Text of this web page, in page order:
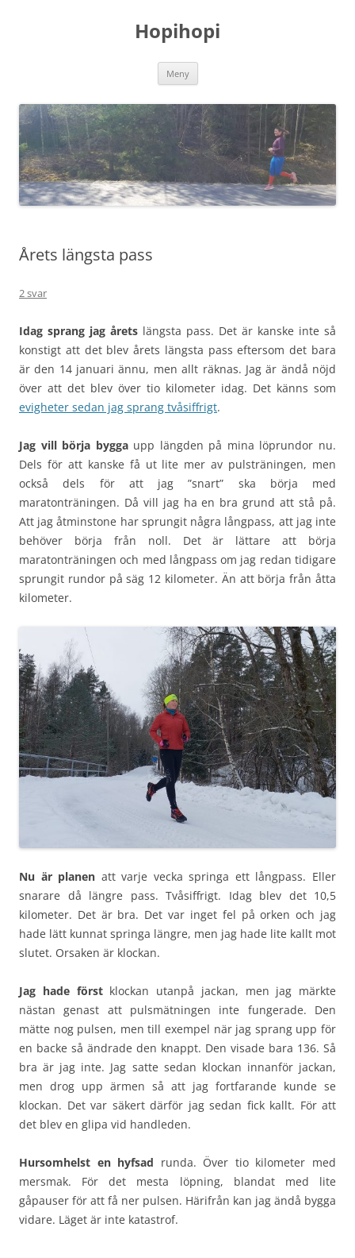
Hopihopi
Meny
Årets längsta pass
2 svar
Idag sprang jag årets längsta pass. Det är kanske inte så
konstigt att det blev årets längsta pass eftersom det bara
är den 14 januari ännu, men allt räknas. Jag är ändå nöjd
över att det blev över tio kilometer idag. Det känns som
evigheter sedan jag sprang tvåsiffrigt.
Jag vill börja byggaupp längden på mina löprundor nu.
Dels för att kanske få ut lite mer av pulsträningen, men
också dels för att jag ”snart” ska börja med
maratonträningen. Då vill jag ha en bra grund att stå på.
Att jag åtminstone har sprungit några långpass, att jag inte
behöver börja från noll. Det är lättare att börja
maratonträningen och med långpass om jag redan tidigare
sprungit rundor på säg 12 kilometer. Än att börja från åtta
kilometer.
Nu är planen att varje vecka springa ett långpass. Eller
snarare då längre pass. Tvåsiffrigt. Idag blev det 10,5
kilometer. Det är bra. Det var inget fel på orken och jag
hade lätt kunnat springa längre, men jag hade lite kallt mot
slutet. Orsaken är klockan.
Jag hade förstklockan utanpå jackan, men jag märkte
nästan genast att pulsmätningen inte fungerade. Den
mätte nog pulsen, men till exempel när jag sprang upp för
en backe så ändrade den knappt. Den visade bara 136. Så
bra är jag inte. Jag satte sedan klockan innanför jackan,
men drog upp ärmen så att jag fortfarande kunde se
klockan. Det var säkert därför jag sedan fick kallt. För att
det blev en glipa vid handleden.
Hursomhelst en hyfsad runda. Över tio kilometer med
mersmak. För det mesta löpning, blandat med lite
gåpauser för att få ner pulsen. Härifrån kan jag ändå bygga
vidare. Läget är inte katastrof.